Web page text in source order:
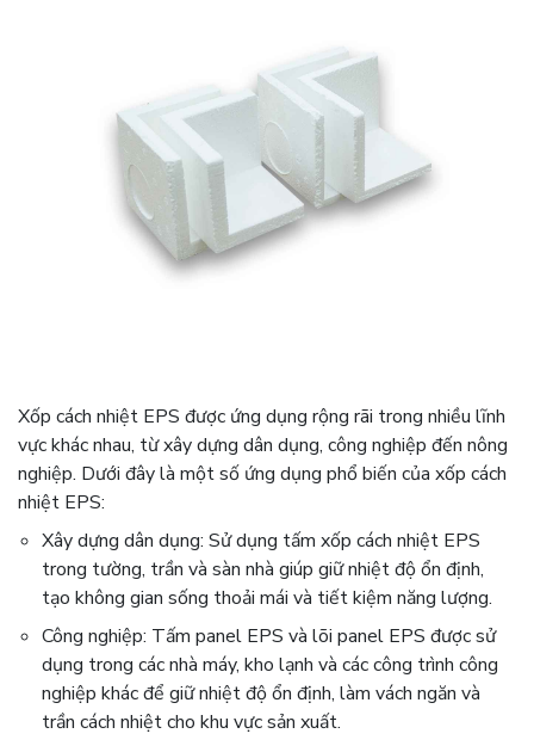
Xốp cách nhiệt EPS được ứng dụng rộng rãi trong nhiều lĩnh
vực khác nhau, từ xây dựng dân dụng, công nghiệp đến nông
nghiệp. Dưới đây là một số ứng dụng phổ biến của xốp cách
nhiệt EPS:
Xây dựng dân dụng: Sử dụng tấm xốp cách nhiệt EPS
trong tường, trần và sàn nhà giúp giữ nhiệt độ ổn định,
tạo không gian sống thoải mái và tiết kiệm năng lượng.
Công nghiệp: Tấm panel EPS và lõi panel EPS được sử
dụng trong các nhà máy, kho lạnh và các công trình công
nghiệp khác để giữ nhiệt độ ổn định, làm vách ngăn và
trần cách nhiệt cho khu vực sản xuất.